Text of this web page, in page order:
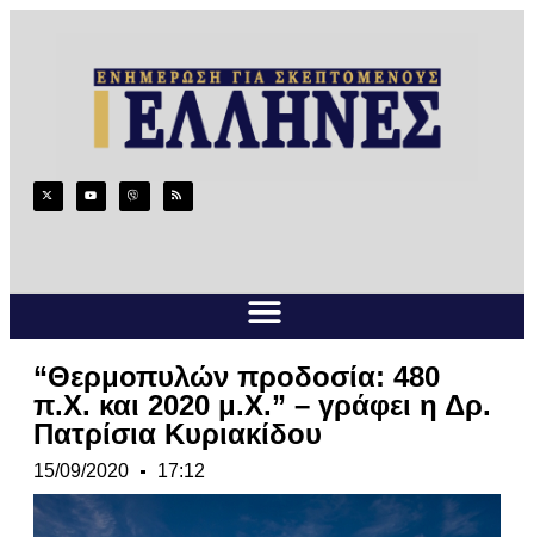
“Θερμοπυλών προδοσία: 480
π.Χ. και 2020 μ.Χ.” – γράφει η Δρ.
Πατρίσια Κυριακίδου
15/09/2020 17:12